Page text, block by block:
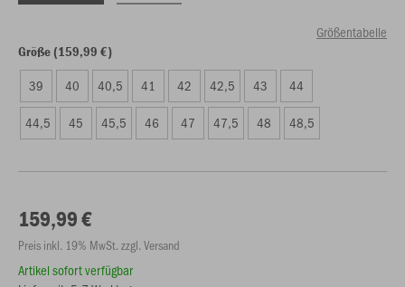
Größentabelle
Größe (159,99 €)
39 40 40,5 41 42 42,5 43 44
44,5 45 45,5 46 47 47,5 48 48,5
159,99 €
Preis inkl. 19% MwSt. zzgl. Versand
Artikel sofort verfügbar